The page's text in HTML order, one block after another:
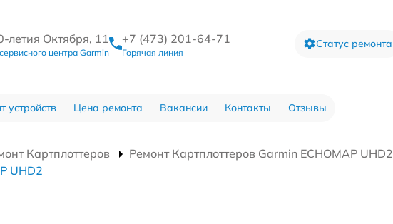
летия Октября, 11
центра Garmin
+7 (473) 201-64-71
Горячая линия
Статус ремонта
устройств Цена ремонта Вакансии Контакты Отзывы
Картплоттеров
Ремонт Картплоттеров Garmin ECHOMAP UHD2
UHD2